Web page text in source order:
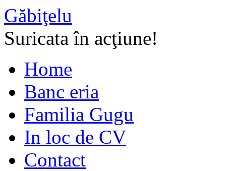
Găbiţelu
Suricata în acţiune!
Home
Banc eria
Familia Gugu
In loc de CV
Contact